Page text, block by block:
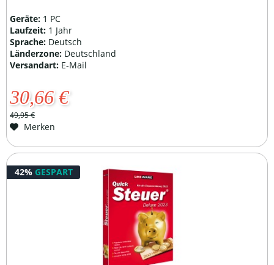
Geräte: 1 PC
Laufzeit: 1 Jahr
Sprache: Deutsch
Länderzone: Deutschland
Versandart: E-Mail
30,66 €
49,95 €
Merken
42% GESPART